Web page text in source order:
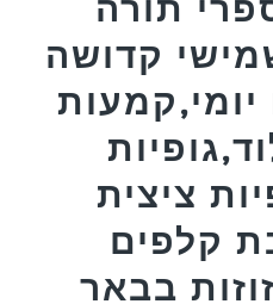
קדושה
יומי,קמעות
ציצית
קלפים
בבאר